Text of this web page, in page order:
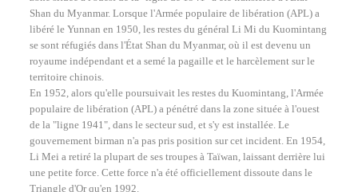
Shan du Myanmar. Lorsque l'Armée populaire de libération (APL) a
libéré le Yunnan en 1950, les restes du général Li Mi du Kuomintang
se sont réfugiés dans l'État Shan du Myanmar, où il est devenu un
royaume indépendant et a semé la pagaille et le harcèlement sur le
territoire chinois.
En 1952, alors qu'elle poursuivait les restes du Kuomintang, l'Armée
populaire de libération (APL) a pénétré dans la zone située à l'ouest
de la "ligne 1941", dans le secteur sud, et s'y est installée. Le
gouvernement birman n'a pas pris position sur cet incident. En 1954,
Li Mei a retiré la plupart de ses troupes à Taïwan, laissant derrière lui
une petite force. Cette force n'a été officiellement dissoute dans le
Triangle d'Or qu'en 1992.